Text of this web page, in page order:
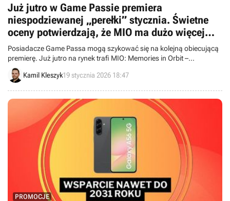
Już jutro w Game Passie premiera
niespodziewanej „perełki” stycznia. Świetne
oceny potwierdzają, że MIO ma dużo więcej
zalet niż prześliczna grafika
Posiadacze Game Passa mogą szykować się na kolejną obiecującą
premierę. Już jutro na rynek trafi MIO: Memories in Orbit –
niezależna produkcja, która zbiera bardzo dobre recenzje.
Kamil Kleszyk19 stycznia 2026 18:47
PROMOCJE